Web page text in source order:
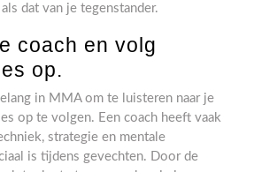
dat van je tegenstander.
coach en volg
op.
in MMA om te luisteren naar je
op te volgen. Een coach heeft vaak
strategie en mentale
is tijdens gevechten. Door de